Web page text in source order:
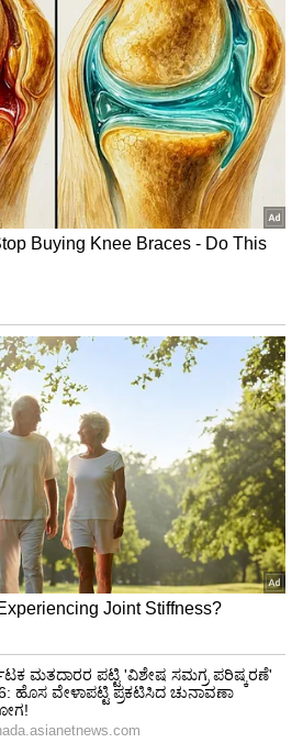
Politics: ಅದಲು ಬದಲಾಗುತ್ತಾ
ಡಿಕೆ ಸಂಪುಟ? ಇವರೇನಾ ಹೊಸ
ಸಚಿವರು; ಯಾರು ಇನ್‌ ಯಾರು
ಔಟ್; ಬಂಡಾಯ ಶಮನಕ್ಕೆ ಬಂಡೆ
ರಣತಂತ್ರ!
ಶಿವಕುಮಾರ್ ಭೇಟಿಯಾಗಿ
ಸಿಟ್ಟಿನಿಂದಲೇ ಹೊರಬಂದ
ಬಸವರಾಜ್ ಹೊರಟ್ಟಿ
ಪ್ರಾಣ":
ಶೆಟ್ಟಿ | Rishab
News
TAX ಇಳಿಕೆ: ಮೋದಿ-
| India US